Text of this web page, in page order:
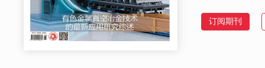
订阅期刊